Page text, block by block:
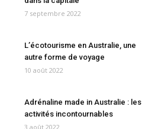
7 septembre 2022
L’écotourisme en Australie, une
autre forme de voyage
10 août 2022
Adrénaline made in Australie : les
activités incontournables
3 août 2022